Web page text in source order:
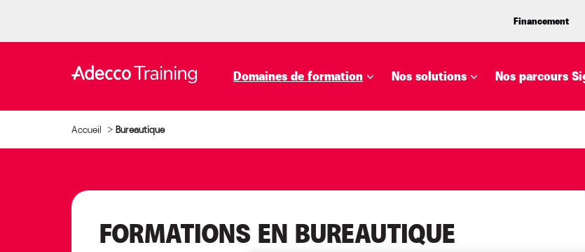
Financement
Domaines de formation Nos solutions Nos parcours
Accueil > Bureautique
FORMATIONS EN BUREAUTIQUE